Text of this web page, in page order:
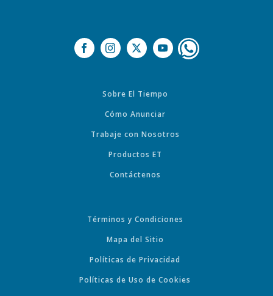
Sobre El Tiempo
Cómo Anunciar
Trabaje con Nosotros
Productos ET
Contáctenos
Términos y Condiciones
Mapa del Sitio
Políticas de Privacidad
Políticas de Uso de Cookies